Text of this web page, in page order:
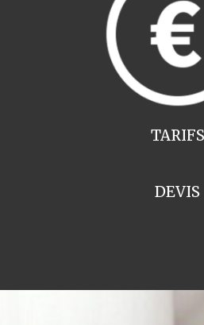
TARIFS
DEVIS